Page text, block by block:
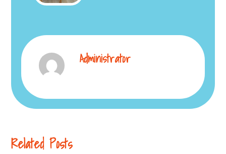
Administrator
Related Posts